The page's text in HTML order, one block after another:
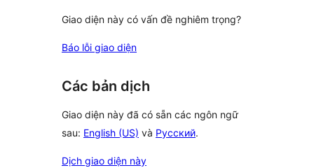
Giao diện này có vấn đề nghiêm trọng?
Báo lỗi giao diện
Các bản dịch
Giao diện này đã có sẵn các ngôn ngữ
sau: English (US) và Русский.
Dịch giao diện này